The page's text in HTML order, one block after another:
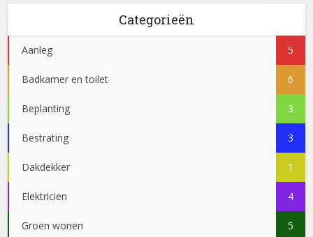
Categorieën
Aanleg 5
Badkamer en toilet 6
Beplanting 3
Bestrating 3
Dakdekker 1
Elektricien 4
Groen wonen 5